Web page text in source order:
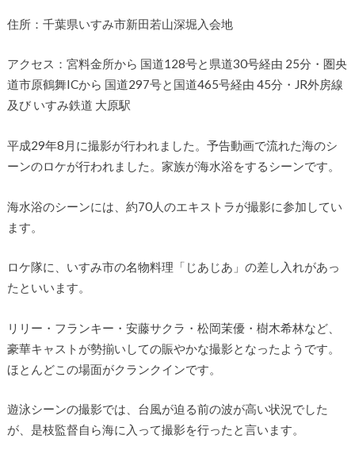
住所：千葉県いすみ市新田若山深堀入会地
アクセス：宮料金所から 国道128号と県道30号経由 25分・圏央
道市原鶴舞ICから 国道297号と国道465号経由 45分・JR外房線
及び いすみ鉄道 大原駅
平成29年8月に撮影が行われました。予告動画で流れた海のシ
ーンのロケが行われました。家族が海水浴をするシーンです。
海水浴のシーンには、約70人のエキストラが撮影に参加してい
ます。
ロケ隊に、いすみ市の名物料理「じあじあ」の差し入れがあっ
たといいます。
リリー・フランキー・安藤サクラ・松岡茉優・樹木希林など、
豪華キャストが勢揃いしての賑やかな撮影となったようです。
ほとんどこの場面がクランクインです。
遊泳シーンの撮影では、台風が迫る前の波が高い状況でした
が、是枝監督自ら海に入って撮影を行ったと言います。